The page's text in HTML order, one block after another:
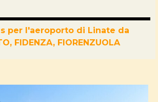
per l'aeroporto di Linate da
FIDENZA, FIORENZUOLA